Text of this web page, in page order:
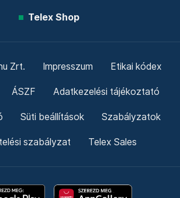
Telex Shop
Zrt. Impresszum Etikai kódex
ÁSZF Adatkezelési tájékoztató
Süti beállítások Szabályzatok
szabályzat Telex Sales